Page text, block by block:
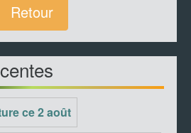
Retour
ce 2 août